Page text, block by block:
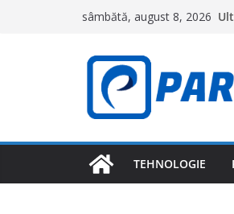
sâmbătă, august 8, 2026
TEHNOLOGIE